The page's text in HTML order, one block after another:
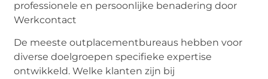
De meeste outplacementbureaus hebben voor
diverse doelgroepen specifieke expertise
ontwikkeld. Welke klanten zijn bij